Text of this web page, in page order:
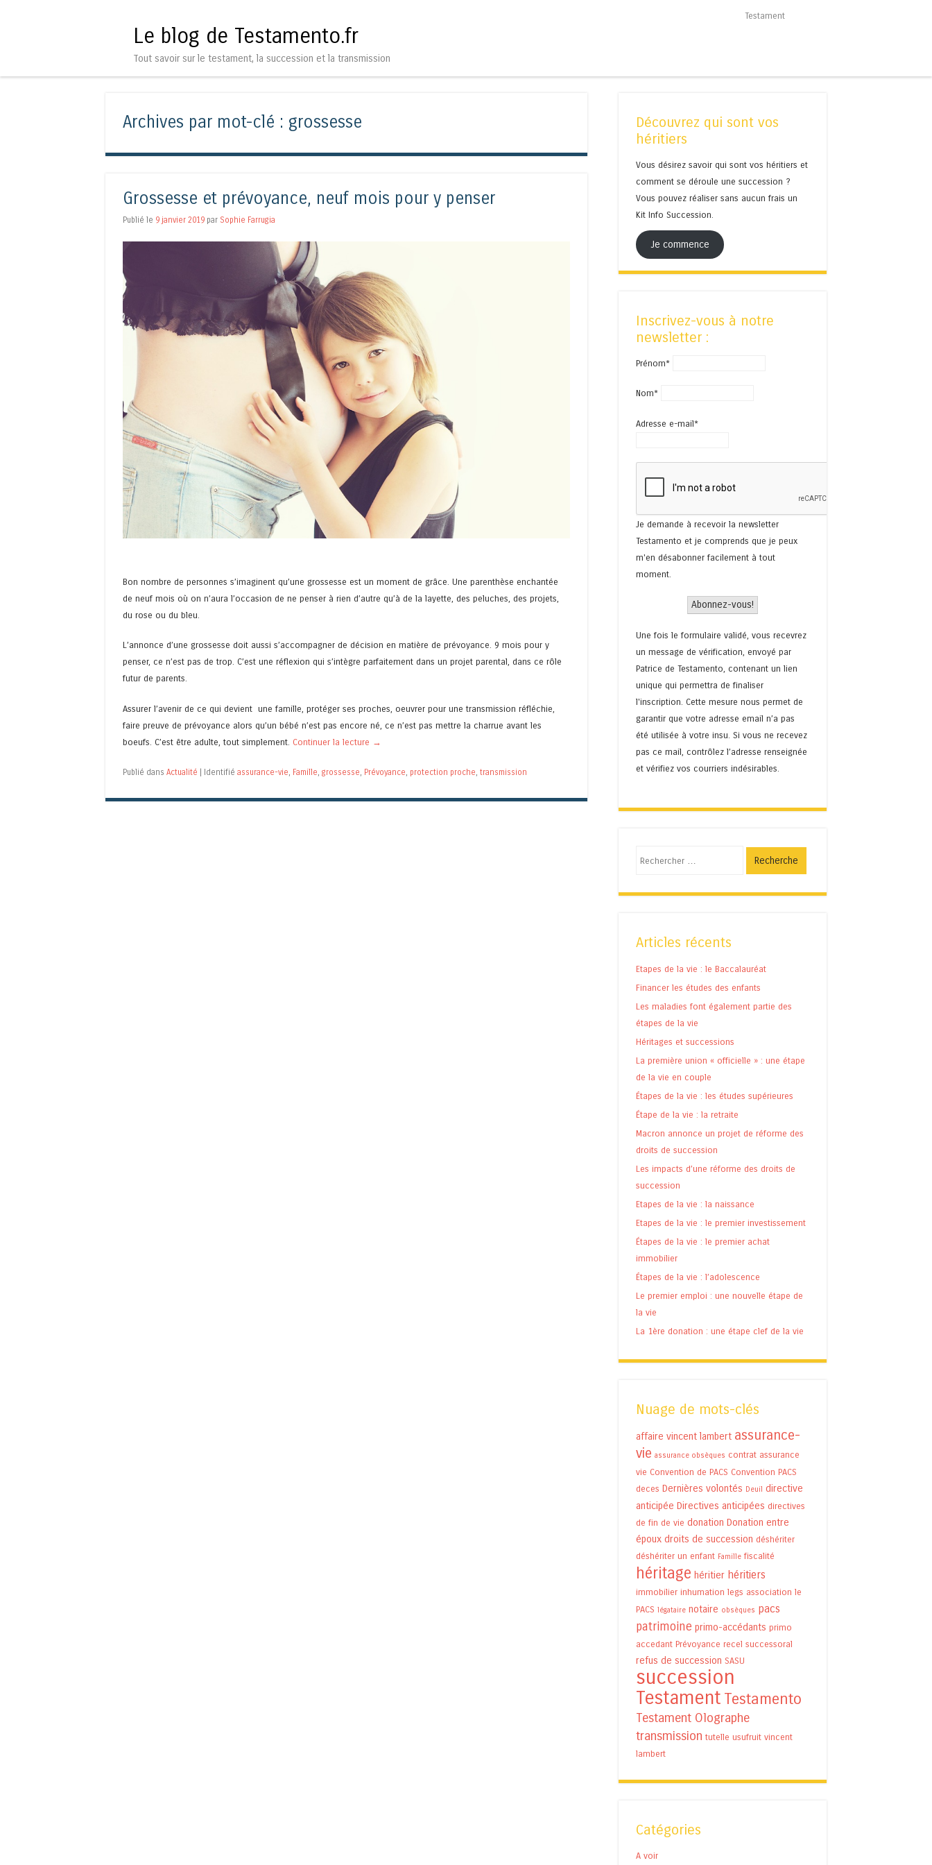
Le blog de Testamento.fr
Tout savoir sur le testament, la succession et la transmission
Testament
Archives par mot-clé : grossesse
Grossesse et prévoyance, neuf mois pour y penser
Publié le 9 janvier 2019 par Sophie Farrugia
Bon nombre de personnes s’imaginent qu’une grossesse est un moment de grâce. Une parenthèse enchantée
de neuf mois où on n’aura l’occasion de ne penser à rien d’autre qu’à de la layette, des peluches, des projets,
du rose ou du bleu.
L’annonce d’une grossesse doit aussi s’accompagner de décision en matière de prévoyance. 9 mois pour y
penser, ce n’est pas de trop. C’est une réflexion qui s’intègre parfaitement dans un projet parental, dans ce rôle
futur de parents.
Assurer l’avenir de ce qui devient une famille, protéger ses proches, oeuvrer pour une transmission réfléchie,
faire preuve de prévoyance alors qu’un bébé n’est pas encore né, ce n’est pas mettre la charrue avant les
boeufs. C’est être adulte, tout simplement. Continuer la lecture →
Publié dans Actualité | Identifié assurance-vie Famille grossesse Prévoyance protection proche transmission
Découvrez qui sont vos
héritiers
Vous désirez savoir qui sont vos héritiers et
comment se déroule une succession ?
Vous pouvez réaliser sans aucun frais un
Kit Info Succession.
Je commence
Inscrivez-vous à notre
newsletter :
Prénom*
Nom*
Adresse e-mail*
Je demande à recevoir la newsletter
Testamento et je comprends que je peux
m'en désabonner facilement à tout
moment.
Une fois le formulaire validé, vous recevrez
un message de vérification, envoyé par
Patrice de Testamento, contenant un lien
unique qui permettra de finaliser
l'inscription. Cette mesure nous permet de
garantir que votre adresse email n’a pas
été utilisée à votre insu. Si vous ne recevez
pas ce mail, contrôlez l’adresse renseignée
et vérifiez vos courriers indésirables.
Articles récents
Etapes de la vie : le Baccalauréat
Financer les études des enfants
Les maladies font également partie des
étapes de la vie
Héritages et successions
La première union « officielle » : une étape
de la vie en couple
Étapes de la vie : les études supérieures
Étape de la vie : la retraite
Macron annonce un projet de réforme des
droits de succession
Les impacts d’une réforme des droits de
succession
Etapes de la vie : la naissance
Etapes de la vie : le premier investissement
Étapes de la vie : le premier achat
immobilier
Étapes de la vie : l’adolescence
Le premier emploi : une nouvelle étape de
la vie
La 1ère donation : une étape clef de la vie
Nuage de mots-clés
affaire vincent lambert assurance-
vie assurance obsèques contrat assurance
vie Convention de PACS Convention PACS
deces Dernières volontés Deuil directive
anticipée Directives anticipées directives
de fin de vie donation Donation entre
époux droits de succession déshériter
déshériter un enfant Famille fiscalité
héritage héritier héritiers
immobilier inhumation legs association le
PACS légataire notaire obsèques pacs
patrimoine primo-accédants primo
accedant Prévoyance recel successoral
refus de succession SASU
succession
Testament Testamento
Testament Olographe
transmission tutelle usufruit vincent
lambert
Catégories
A voir